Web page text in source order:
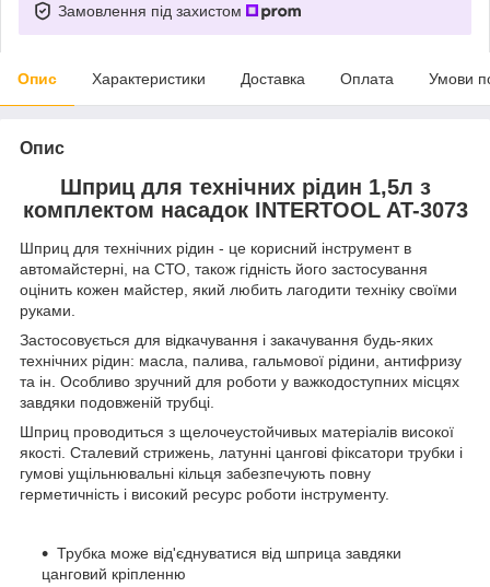
Замовлення під захистом
Опис Характеристики Доставка Оплата Умови
Опис
Шприц для технічних рідин 1,5л з
комплектом насадок INTERTOOL AT-3073
Шприц для технічних рідин - це корисний інструмент в
автомайстерні, на СТО, також гідність його застосування
оцінить кожен майстер, який любить лагодити техніку своїми
руками.
Застосовується для відкачування і закачування будь-яких
технічних рідин: масла, палива, гальмової рідини, антифризу
та ін. Особливо зручний для роботи у важкодоступних місцях
завдяки подовженій трубці.
Шприц проводиться з щелочеустойчивых матеріалів високої
якості. Сталевий стрижень, латунні цангові фіксатори трубки і
гумові ущільнювальні кільця забезпечують повну
герметичність і високий ресурс роботи інструменту.
Трубка може від'єднуватися від шприца завдяки
цанговий кріпленню